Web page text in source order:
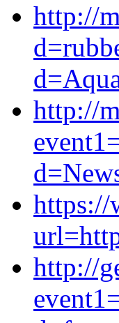
http://
http://
https://
http://